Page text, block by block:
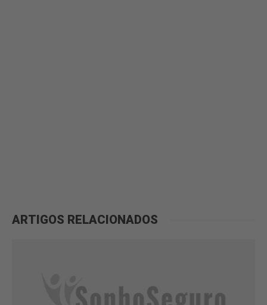
ARTIGOS RELACIONADOS